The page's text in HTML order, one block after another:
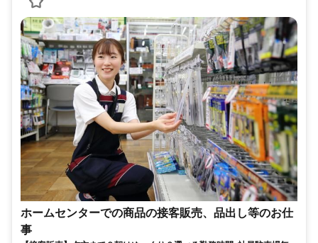
ホームセンターでの商品の接客販売、品出し等のお仕
事